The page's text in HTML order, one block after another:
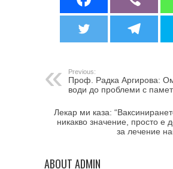
Previous:
Проф. Радка Аргирова:
води до проблеми с
Лекар ми каза:
никакво значение, просто е
за лечение
ABOUT ADMIN